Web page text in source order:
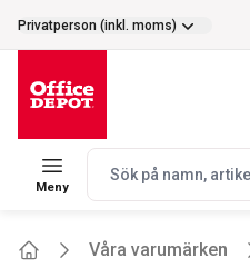
selector.vat
Privatperson (inkl. moms)
Meny
Våra varumärken